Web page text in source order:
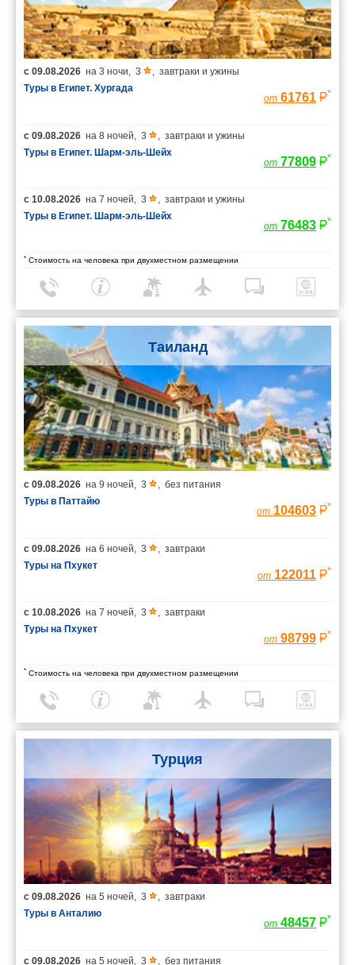
с 09.08.2026 на 3 ночи, 3 , завтраки и ужины
Туры в Египет. Хургада
от 61761 *
с 09.08.2026 на 8 ночей, 3 , завтраки и ужины
Туры в Египет. Шарм-эль-Шейх
от 77809 *
с 10.08.2026 на 7 ночей, 3 , завтраки и ужины
Туры в Египет. Шарм-эль-Шейх
от 76483 *
* Стоимость на человека при двухместном размещении
Таиланд
с 09.08.2026 на 9 ночей 3
без питания
Туры в Паттайю
от 104603 *
с 09.08.2026 на 6 ночей 3
завтраки
Туры на Пхукет
от 122011 *
с 10.08.2026 на 7 ночей 3
завтраки
Туры на Пхукет
от 98799 *
* Стоимость на человека при двухместном размещении
Турция
с 09.08.2026 на 5 ночей, 3 , завтраки
Туры в Анталию
от 48457 *
с 09.08.2026 на 5 ночей, 3 , без питания